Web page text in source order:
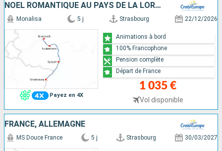
NOËL ROMANTIQUE AU PAYS DE LA LORELEI
Payez en 4X
Monalisa 5 j Strasbourg 22/12/2026
1 035 €
Vol disponible
Animations à bord
100% Francophone
Pension complète
Départ de France
FRANCE, ALLEMAGNE
MS Douce France 5 j Strasbourg 30/03/2027